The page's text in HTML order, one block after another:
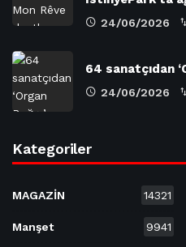
24/06/2026
64 sanatçıdan
24/06/2026
Kategoriler
MAGAZİN 14321
Manşet 9941